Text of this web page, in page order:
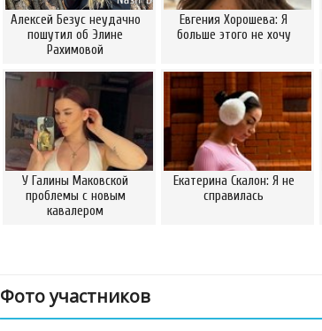
Алексей Безус неудачно
пошутил об Элине
Рахимовой
Евгения Хорошева: Я
больше этого не хочу
У Галины Маковской
проблемы с новым
кавалером
Екатерина Скалон: Я не
справилась
Фото участников